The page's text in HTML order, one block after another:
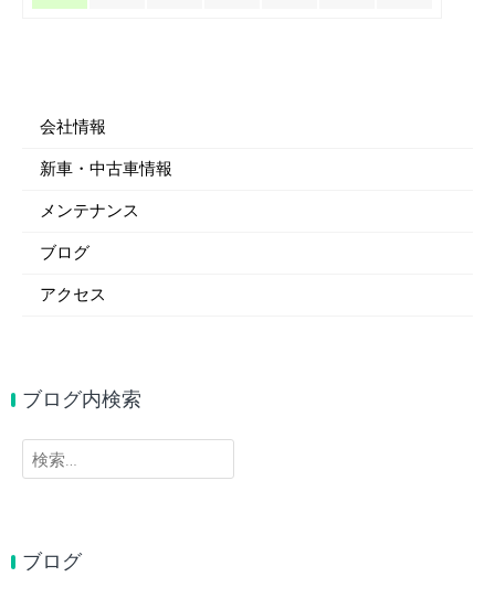
会社情報
新車・中古車情報
メンテナンス
ブログ
アクセス
ブログ内検索
検
索:
ブログ